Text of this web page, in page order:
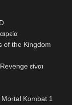
of the Kingdom
είναι
Mortal Kombat 1